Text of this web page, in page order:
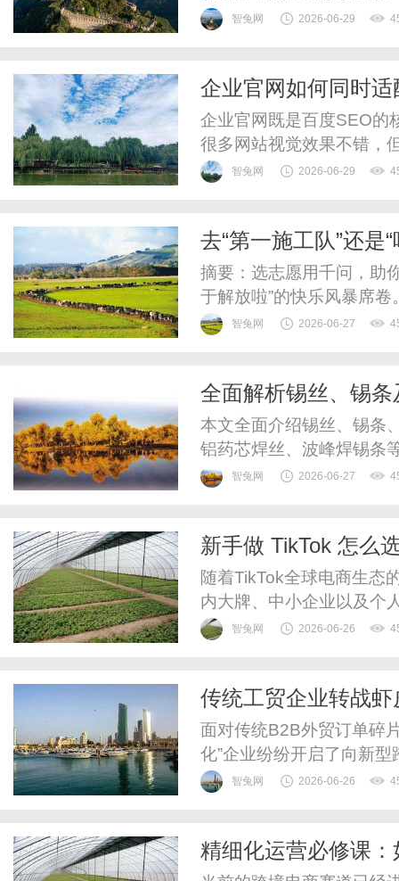
维或者临时需要远程服务
智兔网 2026-06-29
企业官网如何同时
企业官网既是百度SEO的
很多网站视觉效果不错，
整，导致搜索引擎和AI都
分工，避免多个页面使用
智兔网 2026-06-29
去“第一施工队”还是
经把上海玩明白了！
摘要：选志愿用千问，助
于解放啦”的快乐风暴席
就迎来了一大波来自五湖
海市第一施工队看看！”“
智兔网 2026-06-27
全面解析锡丝、锡
势
本文全面介绍锡丝、锡条
铝药芯焊丝、波峰焊锡条
色发展。
智兔网 2026-06-27
新手做 TikTok 怎么
标
随着TikTok全球电商生态
内大牌、中小企业以及个
社交电商蓝海。然而，社
很容易陷入选择焦虑，甚
智兔网 2026-06-26
传统工贸企业转战
合规的路？
面对传统B2B外贸订单碎
化”企业纷纷开启了向新
新兴市场的巨头，凭借其
原有的传统财务体系往往
智兔网 2026-06-26
精细化运营必修课